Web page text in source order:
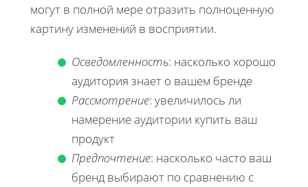
могут в полной мере отразить полноценную
картину изменений в восприятии.
Осведомленность: насколько хорошо
аудитория знает о вашем бренде
Рассмотрение: увеличилось ли
намерение аудитории купить ваш
продукт
Предпочтение: насколько часто ваш
бренд выбирают по сравнению с